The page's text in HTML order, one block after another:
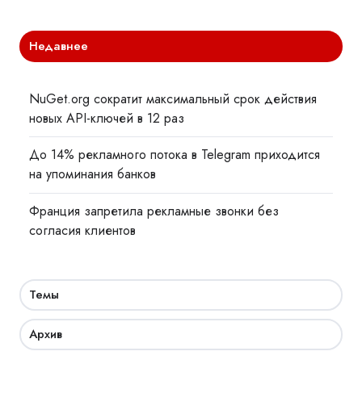
Недавнее
NuGet.org сократит максимальный срок действия
новых API-ключей в 12 раз
До 14% рекламного потока в Telegram приходится
на упоминания банков
Франция запретила рекламные звонки без
согласия клиентов
Темы
Архив